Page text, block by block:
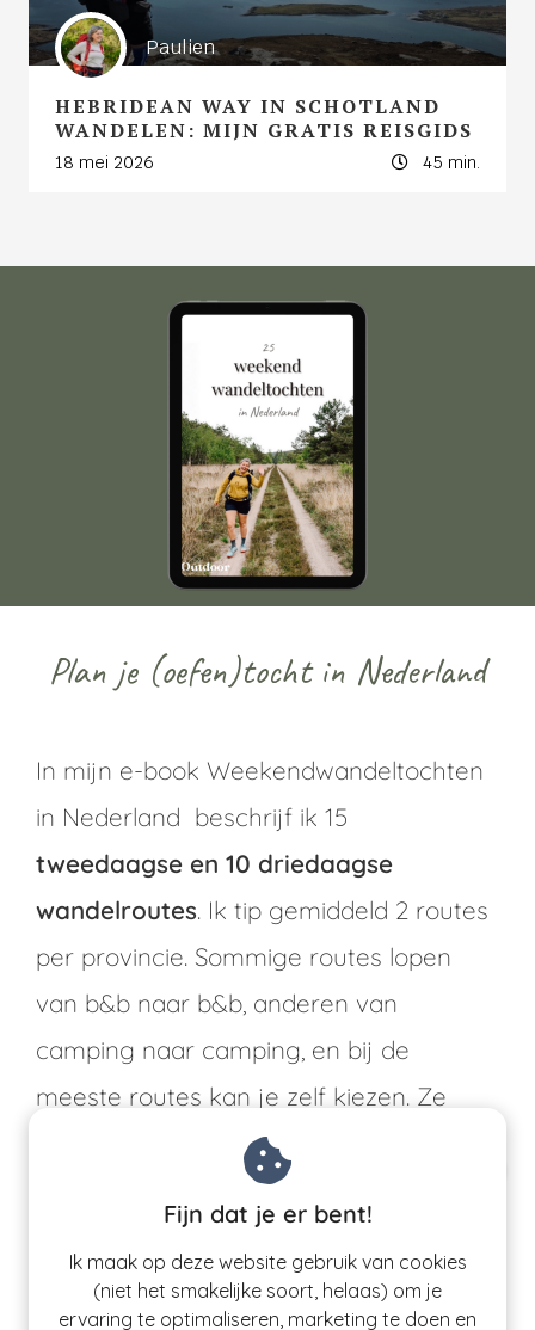
Paulien
HEBRIDEAN WAY IN SCHOTLAND
WANDELEN: MIJN GRATIS REISGIDS
18 mei 2026 45 min.
Plan je (oefen)tocht in Nederland
In mijn e-book Weekendwandeltochten
in Nederland beschrijf ik 15
tweedaagse en 10 driedaagse
wandelroutes. Ik tip gemiddeld 2 routes
per provincie. Sommige routes lopen
van b&b naar b&b, anderen van
camping naar camping, en bij de
meeste routes kan je zelf kiezen. Ze
variëren van 'ook goed te doen voor
minder getrainde wandelaars' tot 'lekker
uitdagend'. 23 van de 25 routes zijn
hondvriendelijk.
Weekendwandeltochten in
Duitsland
gratis routegids met 5 wandelweekenden net
Fijn dat je er bent!
Ik maak op deze website gebruik van cookies
(niet het smakelijke soort, helaas) om je
ervaring te optimaliseren, marketing te doen en